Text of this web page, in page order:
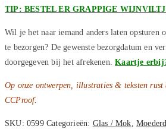
TIP: BESTEL ER GRAPPIGE
Wil je het naar iemand anders laten opsturen
te bezorgen? De gewenste bezorgdatum en
doorgegeven bij het afrekenen.Kaartje
Op onze ontwerpen, illustraties & teksten
CCProof.
SKU: 0599 Categorieën: Glas / Mok,